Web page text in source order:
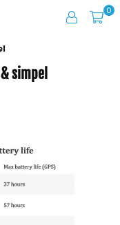
0
simpel